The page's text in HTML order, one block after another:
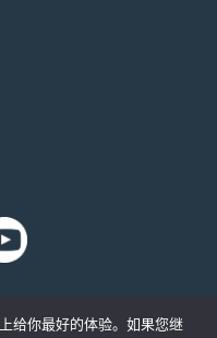
给你最好的体验。如果您继